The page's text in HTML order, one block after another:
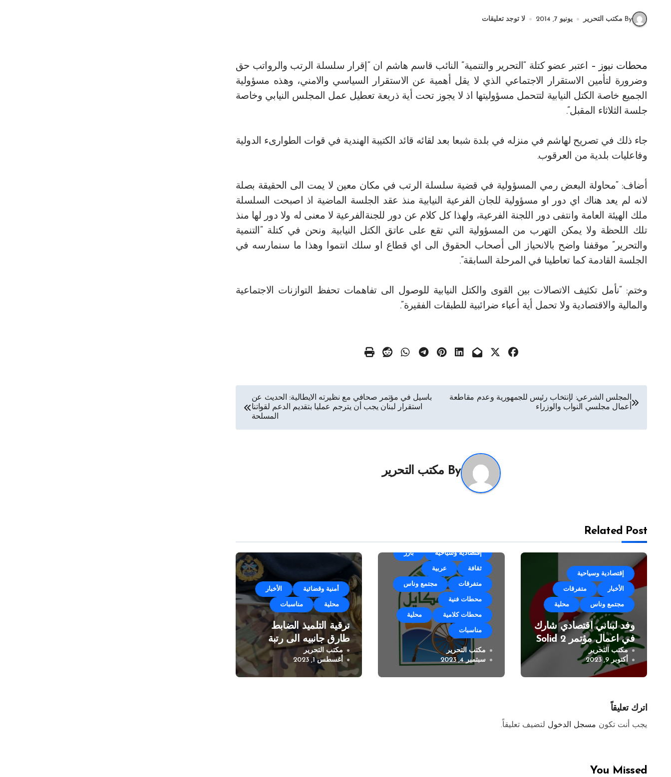
By مكتب التحرير يونيو 7, 2014 لا توجد تعليقات
محطات نيوز – اعتبر عضو كتلة “التحرير والتنمية” النائب قاسم هاشم ان “إقرار سلسلة الرتب والرواتب حق
وضرورة لتأمين الاستقرار الاجتماعي الذي لا يقل أهمية عن الاستقرار السياسي والامني، وهذه مسؤولية
الجميع خاصة الكتل النيابية لتتحمل مسؤوليتها اذ لا يجوز تحت أية ذريعة تعطيل عمل المجلس النيابي وخاصة
جلسة الثلاثاء المقبل”.
جاء ذلك في تصريح لهاشم في منزله في بلدة شبعا بعد لقائه قائد الكتيبة الهندية في قوات الطوارىء الدولية
وفاعليات بلدية من العرقوب.
أضاف: “محاولة البعض رمي المسؤولية في قضية سلسلة الرتب في مكان معين لا يمت الى الحقيقة بصلة
لانه لم يعد هناك اي دور او مسؤولية للجان الفرعية النيابية منذ عقد الجلسة الماضية اذ اصبحت السلسلة
ملك الهيئة العامة وانتفى دور اللجنة الفرعية، ولهذا كل كلام عن دور للجنةالفرعية لا معنى له ولا دور لها منذ
تلك اللحظة ولا يمكن التهرب من المسؤولية التي تقع على عاتق الكتل النيابية. ونحن في كتلة “التنمية
والتحرير” موقفنا واضح بالانحياز الى أصحاب الحقوق الى اي قطاع او سلك انتموا وهذا ما سنمارسه في
الجلسة القادمة كما تعاطينا في المرحلة السابقة”.
وختم: “نأمل تكثيف الاتصالات بين القوى والكتل النيابية للوصول الى تفاهمات تحفظ التوازنات الاجتماعية
والمالية والاقتصادية ولا تحمل أية أعباء ضرائبية للطبقات الفقيرة”.
تصفّح
المجلس الشرعي: لإنتخاب رئيس للجمهورية وعدم مقاطعة
أعمال مجلسي النواب والوزراء
باسيل في مؤتمر صحافي مع نظيرته الايطالية: الحديث عن
استقرار لبنان يجب أن يترجم عمليا بتقديم الدعم لقواتنا
المسلحة
By مكتب التحرير
Related Post
إقتصادية وسياحية
الأخبار متفرقات
مجتمع وناس محلية
وفد لبناني اقتصادي شارك
في اعمال مؤتمر Solid 2
مكتب التحرير
أكتوبر 9, 2023
إقتصادية وسياحية بارز
ثقافة عربية
متفرقات مجتمع وناس
محطات فنية
محطات كلامية محلية
مناسبات
مهرجان زوق مكايل “بلدتنا
العيد” في نسخته الرابعة
مكتب التحرير
سبتمبر 4, 2023
أمنية وقضائية الأخبار
محلية مناسبات
ترقية التلميذ الضابط
طارق جانبيه الى رتبة
ملازم
مكتب التحرير
أغسطس 1, 2023
اترك تعليقاً
يجب أنت تكون مسجل الدخول لتضيف تعليقاً.
You Missed